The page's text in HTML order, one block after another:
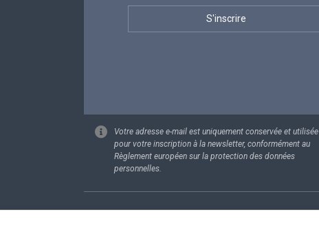
Votre adresse e-mail est uniquement conservée et utilisée
pour votre inscription à la newsletter, conformément au
Règlement européen sur la protection des données
personnelles.